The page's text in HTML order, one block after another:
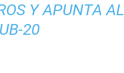
Y APUNTA AL
20